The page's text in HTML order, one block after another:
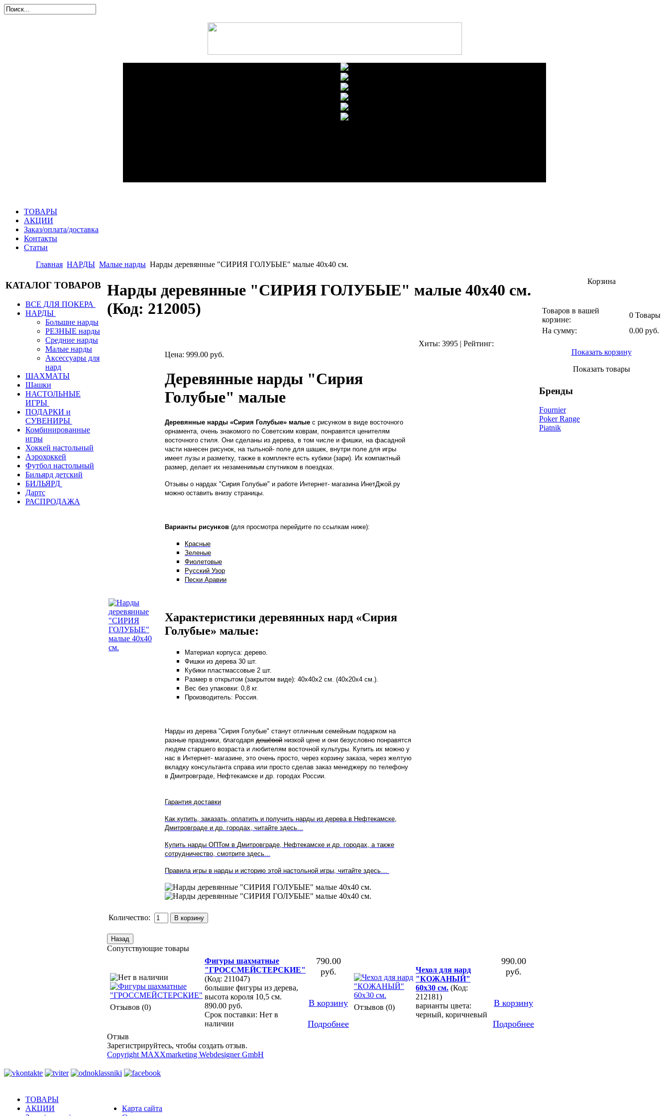
ТОВАРЫ
АКЦИИ
Заказ/оплата/доставка
Контакты
Статьи
Главная НАРДЫ Малые нарды Нарды деревянные "СИРИЯ ГОЛУБЫЕ" малые 40х40 см.
КАТАЛОГ ТОВАРОВ
ВСЕ ДЛЯ ПОКЕРА
НАРДЫ
Большие нарды
РЕЗНЫЕ нарды
Средние нарды
Малые нарды
Аксессуары для
нард
ШАХМАТЫ
Шашки
НАСТОЛЬНЫЕ
ИГРЫ
ПОДАРКИ и
СУВЕНИРЫ
Комбинированные
игры
Хоккей настольный
Аэрохоккей
Футбол настольный
Бильярд детский
БИЛЬЯРД
Дартс
РАСПРОДАЖА
Нарды деревянные "СИРИЯ ГОЛУБЫЕ" малые 40х40 см.
(Код: 212005)
Хиты: 3995 | Рейтинг:
Цена: 999.00 руб.
Деревянные нарды "Сирия
Голубые" малые
Деревянные нарды «Сирия Голубые» малые с рисунком в виде восточного
орнамента, очень знакомого по Советским коврам, понравятся ценителям
восточного стиля. Они сделаны из дерева, в том числе и фишки, на фасадной
части нанесен рисунок, на тыльной- поле для шашек, внутри поле для игры
имеет лузы и разметку, также в комплекте есть кубики (зари). Их компактный
размер, делает их незаменимым спутником в поездках.
Отзывы о нардах "Сирия Голубые" и работе Интернет- магазина ИнетДжой.ру
можно оставить внизу страницы.
Варианты рисунков (для просмотра перейдите по ссылкам ниже):
Красные
Зеленые
Фиолетовые
Русский Узор
Пески Аравии
Характеристики деревянных нард «Сирия
Голубые» малые:
Материал корпуса: дерево.
Фишки из дерева 30 шт.
Кубики пластмассовые 2 шт.
Размер в открытом (закрытом виде): 40х40х2 см. (40х20х4 см.).
Вес без упаковки: 0,8 кг.
Производитель: Россия.
Нарды из дерева "Сирия Голубые" станут отличным семейным подарком на
разные праздники, благодаря дешёвой низкой цене и они безусловно понравятся
людям старшего возраста и любителям восточной культуры. Купить их можно у
нас в Интернет- магазине, это очень просто, через корзину заказа, через желтую
вкладку консультанта справа или просто сделав заказ менеджеру по телефону
в Дмитровграде, Нефтекамске и др. городах России.
Гарантия доставки
Как купить, заказать, оплатить и получить нарды из дерева в Нефтекамске
Дмитровграде и др. городах, читайте здесь...
Купить нарды ОПТом в Дмитровграде, Нефтекамске и др. городах, а также
сотрудничество, смотрите здесь...
Правила игры в нарды и историю этой настольной игры, читайте здесь…
Количество:
Сопутствующие товары
Отзывов (0)
Фигуры шахматные
"ГРОССМЕЙСТЕРСКИЕ"
(Код: 211047)
большие фигуры из дерева,
высота короля 10,5 см.
890.00 руб.
Срок поставки: Нет в
наличии
790.00
руб.
В корзину
Подробнее
Отзывов (0)
Чехол для нард
"КОЖАНЫЙ"
60х30 см. (Код:
212181)
варианты цвета:
черный, коричневый
990.00
руб.
В корзину
Подробнее
Отзыв
Зарегистрируйтесь, чтобы создать отзыв.
Copyright MAXXmarketing Webdesigner GmbH
Корзина
Товаров в вашей
корзине:
0 Товары
На сумму:
0.00 руб.
Показать корзину
Показать товары
Бренды
Fournier
Poker Range
Piatnik
ТОВАРЫ
АКЦИИ
Карта сайта